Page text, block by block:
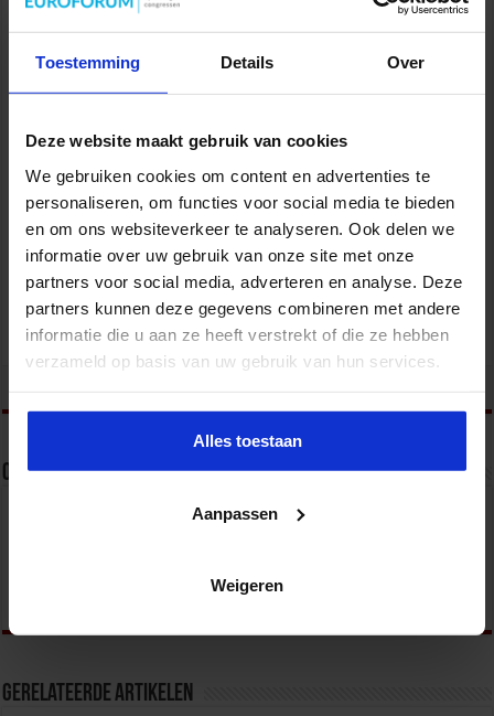
Toestemming Details Over
Deze website maakt gebruik van cookies
We gebruiken cookies om content en advertenties te
personaliseren, om functies voor social media te bieden
en om ons websiteverkeer te analyseren. Ook delen we
informatie over uw gebruik van onze site met onze
partners voor social media, adverteren en analyse. Deze
partners kunnen deze gegevens combineren met andere
informatie die u aan ze heeft verstrekt of die ze hebben
verzameld op basis van uw gebruik van hun services.
Alles toestaan
Aanpassen
Weigeren
Mobile Healthcare Event 2026
ZORG
Over sbo
Het Studiecentrum voor Bedrijf en Overheid (SBO)
Gerelateerde Artikelen